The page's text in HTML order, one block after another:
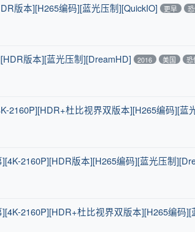
版本][H265编码][蓝光压制][QuickIO] 更早
版本][蓝光压制][DreamHD] 2016 美国
恐
2160P][HDR+杜比视界双版本][H265编码][蓝
2160P][HDR版本][H265编码][蓝光压制
2160P][HDR+杜比视界双版本][H265编码][